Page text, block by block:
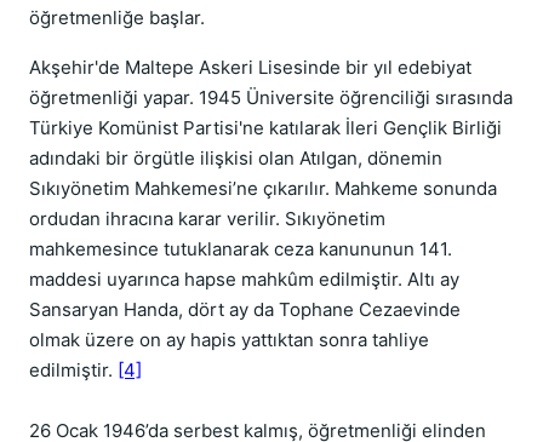
öğretmenliğe başlar.
Akşehir'de Maltepe Askeri Lisesinde bir yıl edebiyat
öğretmenliği yapar. 1945 Üniversite öğrenciliği sırasında
Türkiye Komünist Partisi'ne katılarak İleri Gençlik Birliği
adındaki bir örgütle ilişkisi olan Atılgan, dönemin
Sıkıyönetim Mahkemesi’ne çıkarılır. Mahkeme sonunda
ordudan ihracına karar verilir. Sıkıyönetim
mahkemesince tutuklanarak ceza kanununun 141.
maddesi uyarınca hapse mahkûm edilmiştir. Altı ay
Sansaryan Handa, dört ay da Tophane Cezaevinde
olmak üzere on ay hapis yattıktan sonra tahliye
edilmiştir. [4]
26 Ocak 1946’da serbest kalmış, öğretmenliği elinden